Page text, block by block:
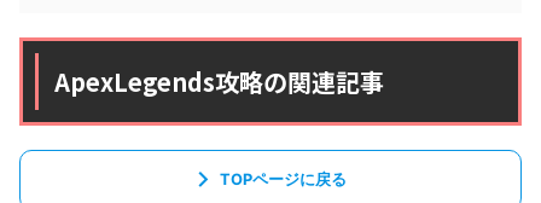
ApexLegends攻略の関連記事
TOPページに戻る